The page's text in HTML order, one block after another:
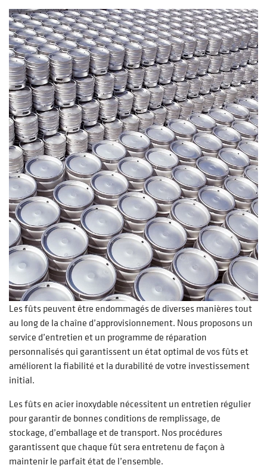
Les fûts peuvent être endommagés de diverses manières tout
au long de la chaîne d’approvisionnement. Nous proposons un
service d’entretien et un programme de réparation
personnalisés qui garantissent un état optimal de vos fûts et
améliorent la fiabilité et la durabilité de votre investissement
initial.
Les fûts en acier inoxydable nécessitent un entretien régulier
pour garantir de bonnes conditions de remplissage, de
stockage, d’emballage et de transport. Nos procédures
garantissent que chaque fût sera entretenu de façon à
maintenir le parfait état de l’ensemble.